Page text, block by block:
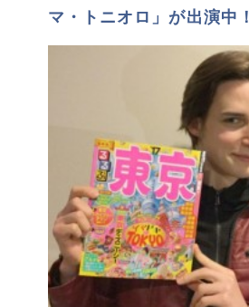
マ・トニオロ」が出演中！